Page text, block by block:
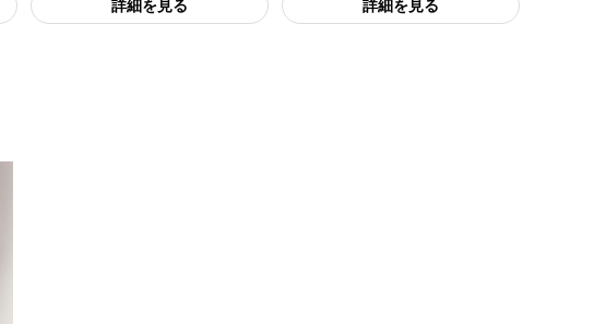
詳細を見る 詳細を見る